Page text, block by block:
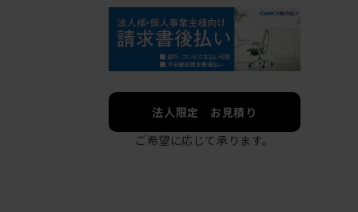
法人限定 お見積り
ご希望に応じて承ります。